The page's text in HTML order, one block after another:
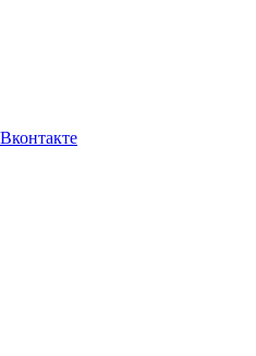
Вконтакте